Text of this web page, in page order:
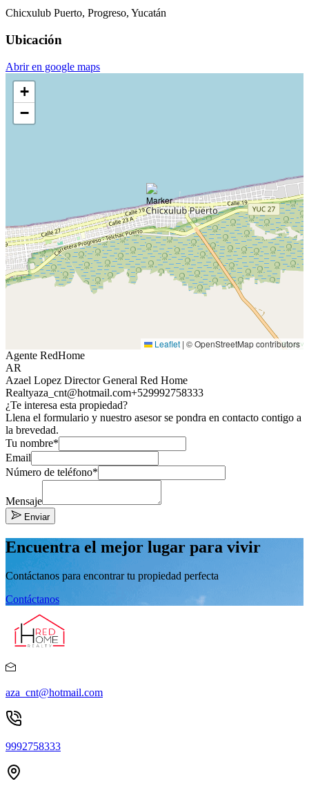
Chicxulub Puerto, Progreso, Yucatán
Ubicación
Abrir en google maps
+
−
Leaflet | © OpenStreetMap contributors
Agente RedHome
AR
Azael Lopez Director General Red Home
Realtyaza_cnt@hotmail.com+529992758333
¿Te interesa esta propiedad?
Llena el formulario y nuestro asesor se pondra en contacto contigo a
la brevedad.
Tu nombre*
Email
Número de teléfono*
Mensaje
Enviar
Encuentra el mejor lugar para vivir
Contáctanos para encontrar tu propiedad perfecta
Contáctanos
aza_cnt@hotmail.com
9992758333